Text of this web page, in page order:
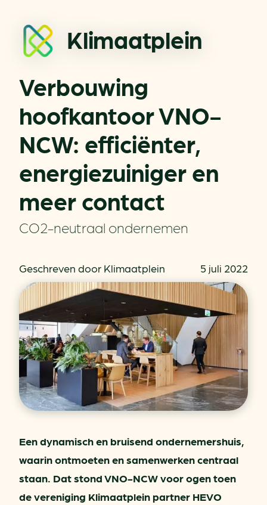
Klimaatplein
Verbouwing
hoofkantoor VNO-
NCW: efficiënter,
energiezuiniger en
meer contact
CO2-neutraal ondernemen
Geschreven door Klimaatplein 5 juli 2022
Een dynamisch en bruisend ondernemershuis,
waarin ontmoeten en samenwerken centraal
staan. Dat stond VNO-NCW voor ogen toen
de vereniging Klimaatplein partner HEVO